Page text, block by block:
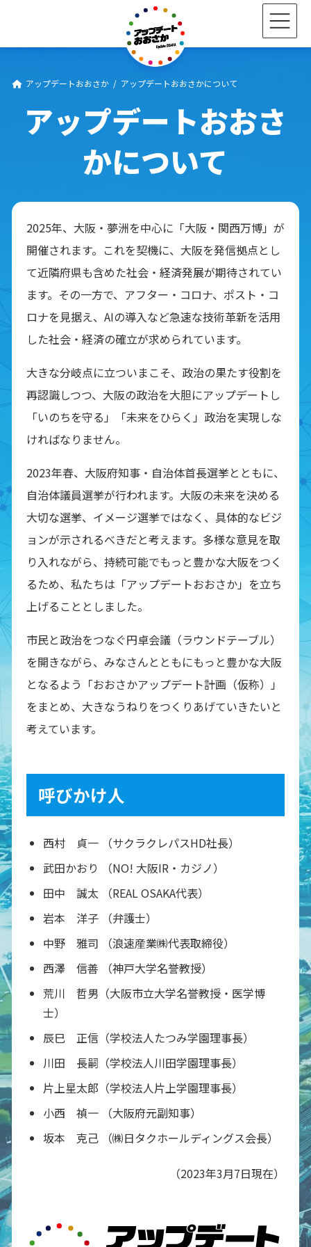
ン
ー
アップデートおおさか アップデートおおさかについて
アップデートおおさ
かについて
2025年、大阪・夢洲を中心に「大阪・関西万博」が
開催されます。これを契機に、大阪を発信拠点とし
て近隣府県も含めた社会・経済発展が期待されてい
ます。その一方で、アフター・コロナ、ポスト・コ
ロナを見据え、AIの導入など急速な技術革新を活用
した社会・経済の確立が求められています。
大きな分岐点に立ついまこそ、政治の果たす役割を
再認識しつつ、大阪の政治を大胆にアップデートし
「いのちを守る」「未来をひらく」政治を実現しな
ければなりません。
2023年春、大阪府知事・自治体首長選挙とともに、
自治体議員選挙が行われます。大阪の未来を決める
大切な選挙、イメージ選挙ではなく、具体的なビジ
ョンが示されるべきだと考えます。多様な意見を取
り入れながら、持続可能でもっと豊かな大阪をつく
るため、私たちは「アップデートおおさか」を立ち
上げることとしました。
市民と政治をつなぐ円卓会議（ラウンドテーブル）
を開きながら、みなさんとともにもっと豊かな大阪
となるよう「おおさかアップデート計画（仮称）」
をまとめ、大きなうねりをつくりあげていきたいと
考えています。
呼びかけ人
西村 貞一 （サクラクレパスHD社長）
武田かおり （NO! 大阪IR・カジノ）
田中 誠太 （REAL OSAKA代表）
岩本 洋子 （弁護士）
中野 雅司 （浪速産業㈱代表取締役）
西澤 信善 （神戸大学名誉教授）
荒川 哲男（大阪市立大学名誉教授・医学博
士）
辰巳 正信（学校法人たつみ学園理事長）
川田 長嗣（学校法人川田学園理事長）
片上星太郎（学校法人片上学園理事長）
小西 禎一 （大阪府元副知事）
坂本 克己 （㈱日タクホールディングス会長）
（2023年3月7日現在）